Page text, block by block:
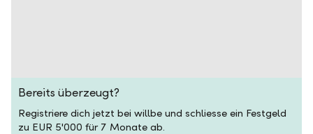
Bereits überzeugt?
Registriere dich jetzt bei willbe und schliesse ein Festgeld
zu EUR 5'000 für 7 Monate ab.